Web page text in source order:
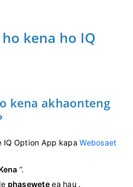
kena ho IQ
kena akhaonteng
IQ Option App kapaWebosaet
”.
le phasewete ea hau .